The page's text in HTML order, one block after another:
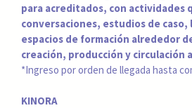
para acreditados, con actividades
conversaciones, estudios de caso,
espacios de formación alrededor
creación, producción y circulación
*Ingreso por orden de llegada hasta
KINORA